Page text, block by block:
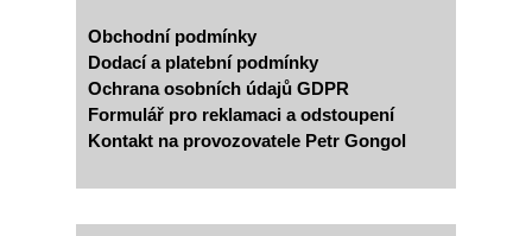
Obchodní podmínky
Dodací a platební podmínky
Ochrana osobních údajů GDPR
Formulář pro reklamaci a odstoupení
Kontakt na provozovatele Petr Gongol